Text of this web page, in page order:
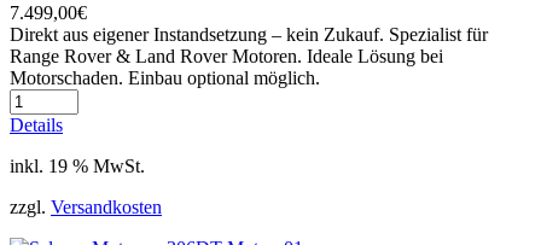
7.499,00€
Direkt aus eigener Instandsetzung – kein Zukauf. Spezialist für
Range Rover & Land Rover Motoren. Ideale Lösung bei
Motorschaden. Einbau optional möglich.
Details
inkl. 19 % MwSt.
zzgl. Versandkosten